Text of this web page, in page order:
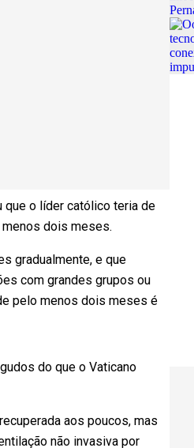
que o líder católico teria de
menos dois meses.
gradualmente, e que
com grandes grupos ou
pelo menos dois meses é
do que o Vaticano
aos poucos, mas
não invasiva por